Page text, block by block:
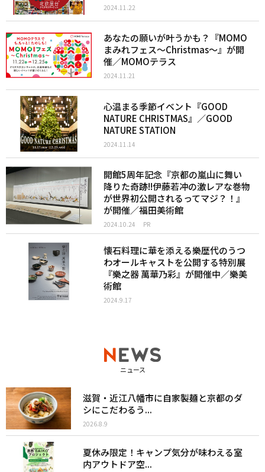
2024.11.22
あなたの願いが叶うかも？『MOMO
まみれフェス～Christmas〜』が開
催／MOMOテラス
2024.11.21
心温まる季節イベント『GOOD
NATURE CHRISTMAS』／GOOD
NATURE STATION
2024.11.14
開館5周年記念『京都の嵐山に舞い
降りた奇跡!!伊藤若冲の激レアな巻物
が世界初公開されるってマジ？！』
が開催／福田美術館
2024.10.24 PR
懐石料理に華を添える樂歴代のうつ
わオールキャストを公開する特別展
『樂之器 萬華乃彩』が開催中／樂美
術館
2024.9.17
ニュース
滋賀・近江八幡市に自家製麺と京都のダ
シにこだわるう...
2026.8.9
夏休み限定！キャンプ気分が味わえる室
内アウトドア空...